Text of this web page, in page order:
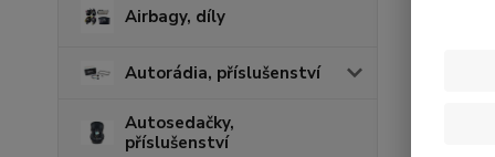
Airbagy, díly
Autorádia, příslušenství
Autosedačky,
příslušenství